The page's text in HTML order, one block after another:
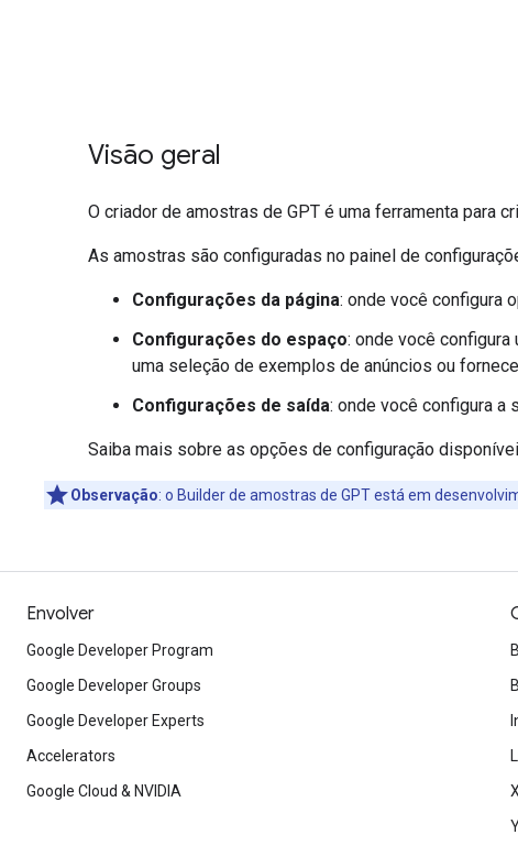
Visão geral
O criador de amostras de GPT é uma ferramenta para
As amostras são configuradas no painel de
Configurações da página: onde você configura
Configurações do espaço: onde você
uma seleção de exemplos de anúncios ou
Configurações de saída: onde você configura a
Saiba mais sobre as opções de configuração
Observação: o Builder de amostras de GPT está em
Envolver
Google Developer Program
Google Developer Groups
Google Developer Experts
Accelerators
Google Cloud & NVIDIA